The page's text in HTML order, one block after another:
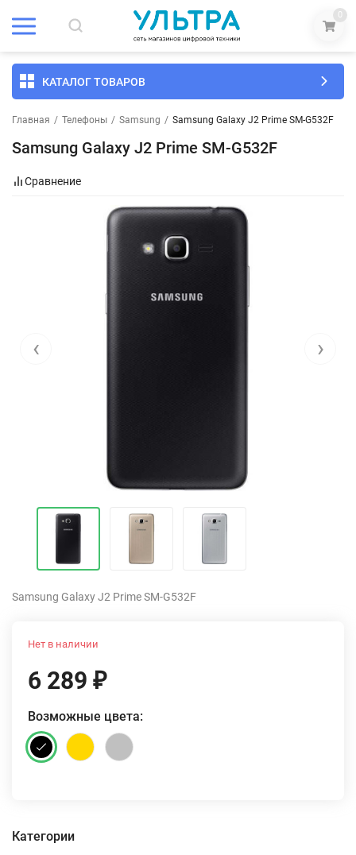
0
КАТАЛОГ ТОВАРОВ
Главная / Телефоны / Samsung / Samsung Galaxy J2 Prime SM-G532F
Samsung Galaxy J2 Prime SM-G532F
Сравнение
‹ ›
Samsung Galaxy J2 Prime SM-G532F
Нет в наличии
6 289 ₽
Возможные цвета:
Категории